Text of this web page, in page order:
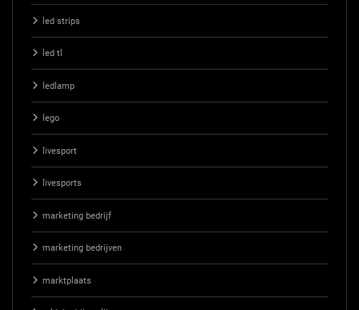
led strips
led tl
ledlamp
lego
livesport
livesports
marketing bedrijf
marketing bedrijven
marktplaats